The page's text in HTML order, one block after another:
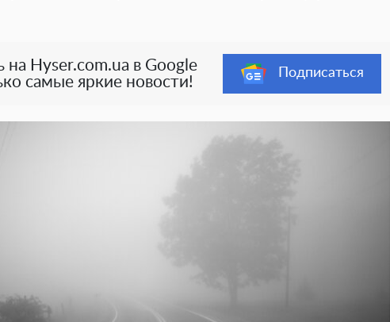
Hyser.com.ua в Google
самые яркие новости!
Подписаться